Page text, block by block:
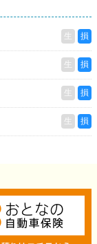
生 損
生 損
生 損
生 損